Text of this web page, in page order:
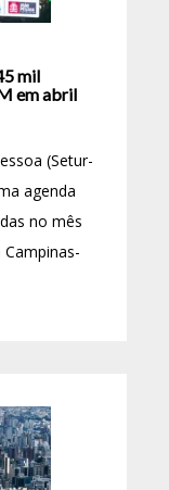
mil
em abril
(Setur-
agenda
no mês